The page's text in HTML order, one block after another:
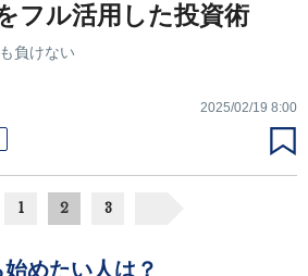
フル活用した投資術
負けない
2025/02/19 8:00
1 2 3
めたい人は？